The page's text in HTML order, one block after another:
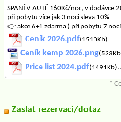
SPANÍ V AUTĚ 160Kč/noc, v dodávce
při pobytu více jak 3 noci sleva 10%
👉 akce 6+1 zdarma ( při pobytu 7 nocí
Ceník 2026.pdf(1510Kb)...
Ceník kemp 2026.png
Price list 2024.pdf
*
Zaslat rezervaci/dotaz